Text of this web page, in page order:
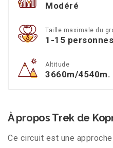
Modéré
Taille maximale du
1-15 personnes
Altitude
3660m/4540m.
À propos Trek de
Ce circuit est une